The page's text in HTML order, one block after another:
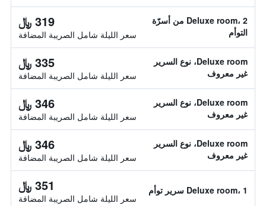
Deluxe room، 2 من أسرّة
التوأم
319 ﷼
سعر الليلة شامل الصريبة المضافة
Deluxe room، نوع السرير
غير معروف
335 ﷼
سعر الليلة شامل الصريبة المضافة
Deluxe room، نوع السرير
غير معروف
346 ﷼
سعر الليلة شامل الصريبة المضافة
Deluxe room، نوع السرير
غير معروف
346 ﷼
سعر الليلة شامل الصريبة المضافة
Deluxe room، 1 سرير توأم 351 ﷼
سعر الليلة شامل الصريبة المضافة